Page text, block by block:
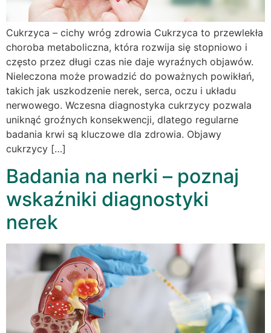
Cukrzyca – cichy wróg zdrowia Cukrzyca to przewlekła
choroba metaboliczna, która rozwija się stopniowo i
często przez długi czas nie daje wyraźnych objawów.
Nieleczona może prowadzić do poważnych powikłań,
takich jak uszkodzenie nerek, serca, oczu i układu
nerwowego. Wczesna diagnostyka cukrzycy pozwala
uniknąć groźnych konsekwencji, dlatego regularne
badania krwi są kluczowe dla zdrowia. Objawy
cukrzycy […]
Badania na nerki – poznaj
wskaźniki diagnostyki
nerek